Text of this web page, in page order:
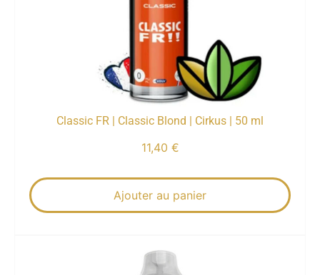
Classic FR | Classic Blond | Cirkus | 50 ml
11,40 €
Ajouter au panier